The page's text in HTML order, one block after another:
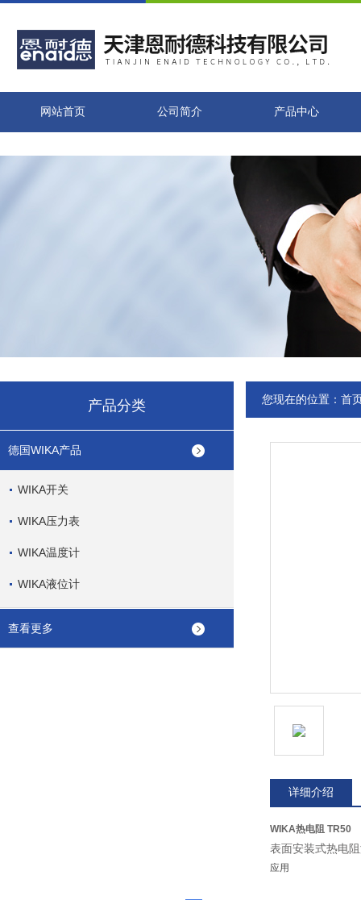
网站首页 公司简介 产品中心
产品分类
德国WIKA产品
WIKA开关
WIKA压力表
WIKA温度计
WIKA液位计
查看更多
您现在的位置： 首
详细介绍
WIKA热电阻 TR50
表面安装式热电
应用